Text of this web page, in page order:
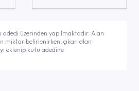
adedi üzerinden yapılmaktadır. Alan
miktar belirlenirken, çıkan alan
eklenip kutu adedine